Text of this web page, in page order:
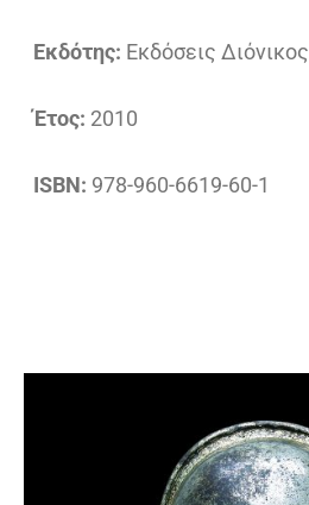
Εκδότης: Εκδόσεις Διόνικος
Έτος: 2010
ISBN: 978-960-6619-60-1